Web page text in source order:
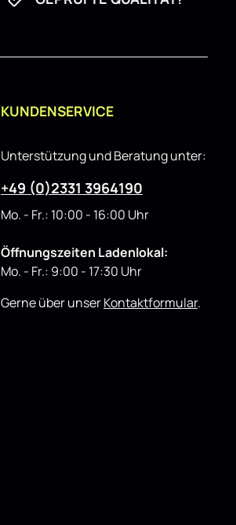
KUNDENSERVICE
Unterstützung und Beratung unter:
+49 (0)2331 3964190
Mo. - Fr.: 10:00 - 16:00 Uhr
Öffnungszeiten Ladenlokal:
Mo. - Fr.: 9:00 - 17:30 Uhr
Gerne über unserKontaktformular.